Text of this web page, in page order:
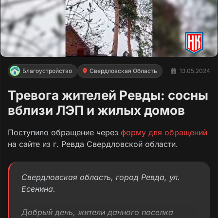
Благоустройство Свердловская Область 13.05.2024
Тревога жителей Ревды: сосны
вблизи ЛЭП и жилых домов
Поступило обращение через форму для обращений
на сайте из г. Ревда Свердловской области.
Свердловская область, город Ревда, ул.
Есенина.
Добрый день, жители данного поселка